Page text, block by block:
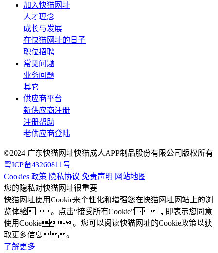
加入快猫网址
人才理念
成长与发展
在快猫网址的日子
职位招聘
常见问题
业务问题
其它
供应商平台
新供应商注册
注册帮助
老供应商登陆
©2024 广东快猫网址快猫成人APP制品股份有限公司版权所有
粤ICP备43260811号
Cookies 政策 隐私协议 免责声明 网站地图
您的隐私对快猫网址很重要
快猫网址使用Cookie来个性化和增强您在快猫网址网站上的浏
览体验。点击“接受所有Cookie”，即表示您同意
使用Cookie。您可以阅读快猫网址的Cookie政策以获
取更多信息。
了解更多